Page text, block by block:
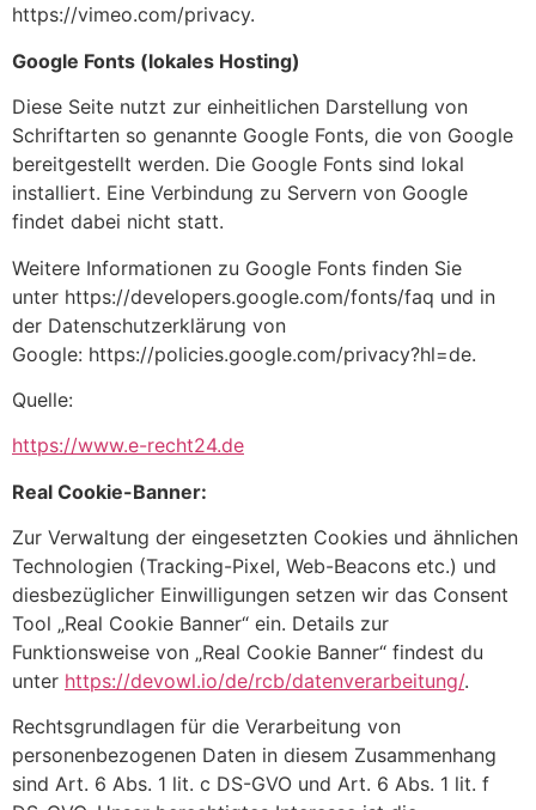
https://vimeo.com/privacy.
Google Fonts (lokales Hosting)
Diese Seite nutzt zur einheitlichen Darstellung von
Schriftarten so genannte Google Fonts, die von Google
bereitgestellt werden. Die Google Fonts sind lokal
installiert. Eine Verbindung zu Servern von Google
findet dabei nicht statt.
Weitere Informationen zu Google Fonts finden Sie
unter https://developers.google.com/fonts/faq und in
der Datenschutzerklärung von
Google: https://policies.google.com/privacy?hl=de.
Quelle:
https://www.e-recht24.de
Real Cookie-Banner:
Zur Verwaltung der eingesetzten Cookies und ähnlichen
Technologien (Tracking-Pixel, Web-Beacons etc.) und
diesbezüglicher Einwilligungen setzen wir das Consent
Tool „Real Cookie Banner“ ein. Details zur
Funktionsweise von „Real Cookie Banner“ findest du
unter https://devowl.io/de/rcb/datenverarbeitung/.
Rechtsgrundlagen für die Verarbeitung von
personenbezogenen Daten in diesem Zusammenhang
sind Art. 6 Abs. 1 lit. c DS-GVO und Art. 6 Abs. 1 lit. f